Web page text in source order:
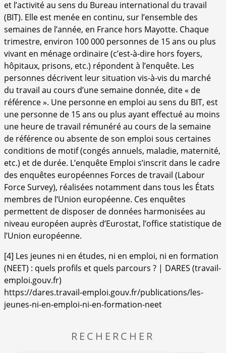
et l’activité au sens du Bureau international du travail
(BIT). Elle est menée en continu, sur l’ensemble des
semaines de l’année, en France hors Mayotte. Chaque
trimestre, environ 100 000 personnes de 15 ans ou plus
vivant en ménage ordinaire (c’est-à-dire hors foyers,
hôpitaux, prisons, etc.) répondent à l’enquête. Les
personnes décrivent leur situation vis-à-vis du marché
du travail au cours d’une semaine donnée, dite « de
référence ». Une personne en emploi au sens du BIT, est
une personne de 15 ans ou plus ayant effectué au moins
une heure de travail rémunéré au cours de la semaine
de référence ou absente de son emploi sous certaines
conditions de motif (congés annuels, maladie, maternité,
etc.) et de durée. L’enquête Emploi s’inscrit dans le cadre
des enquêtes européennes Forces de travail (Labour
Force Survey), réalisées notamment dans tous les États
membres de l’Union européenne. Ces enquêtes
permettent de disposer de données harmonisées au
niveau européen auprès d’Eurostat, l’office statistique de
l’Union européenne.
[4] Les jeunes ni en études, ni en emploi, ni en formation
(NEET) : quels profils et quels parcours ? | DARES (travail-
emploi.gouv.fr)
https://dares.travail-emploi.gouv.fr/publications/les-
jeunes-ni-en-emploi-ni-en-formation-neet
RECHERCHER